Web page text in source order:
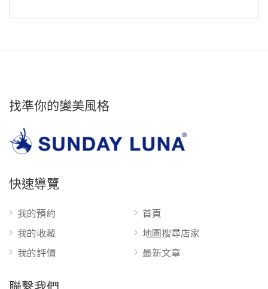
找準你的變美風格
快速導覽
我的預約
我的收藏
我的評價
首頁
地圖搜尋店家
最新文章